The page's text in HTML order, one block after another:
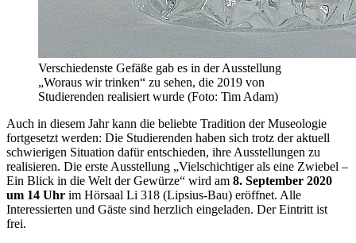
Verschiedenste Gefäße gab es in der Ausstellung
„Woraus wir trinken“ zu sehen, die 2019 von
Studierenden realisiert wurde (Foto: Tim Adam)
Auch in diesem Jahr kann die beliebte Tradition der Museologie
fortgesetzt werden: Die Studierenden haben sich trotz der aktuell
schwierigen Situation dafür entschieden, ihre Ausstellungen zu
realisieren. Die erste Ausstellung „Vielschichtiger als eine Zwiebel –
Ein Blick in die Welt der Gewürze“ wird am 8. September 2020
um 14 Uhr im Hörsaal Li 318 (Lipsius-Bau) eröffnet. Alle
Interessierten und Gäste sind herzlich eingeladen. Der Eintritt ist
frei.